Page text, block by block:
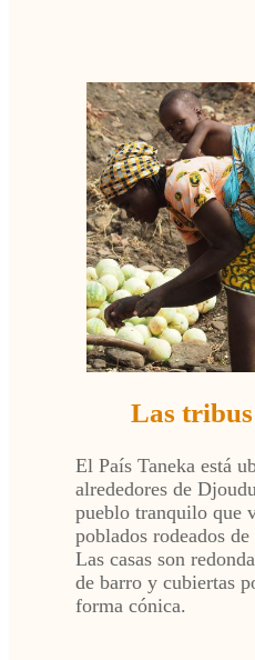
Las
El País Taneka está
alrededores de
pueblo tranquilo que
poblados rodeados de
Las casas son
de barro y cubiertas
forma cónica.